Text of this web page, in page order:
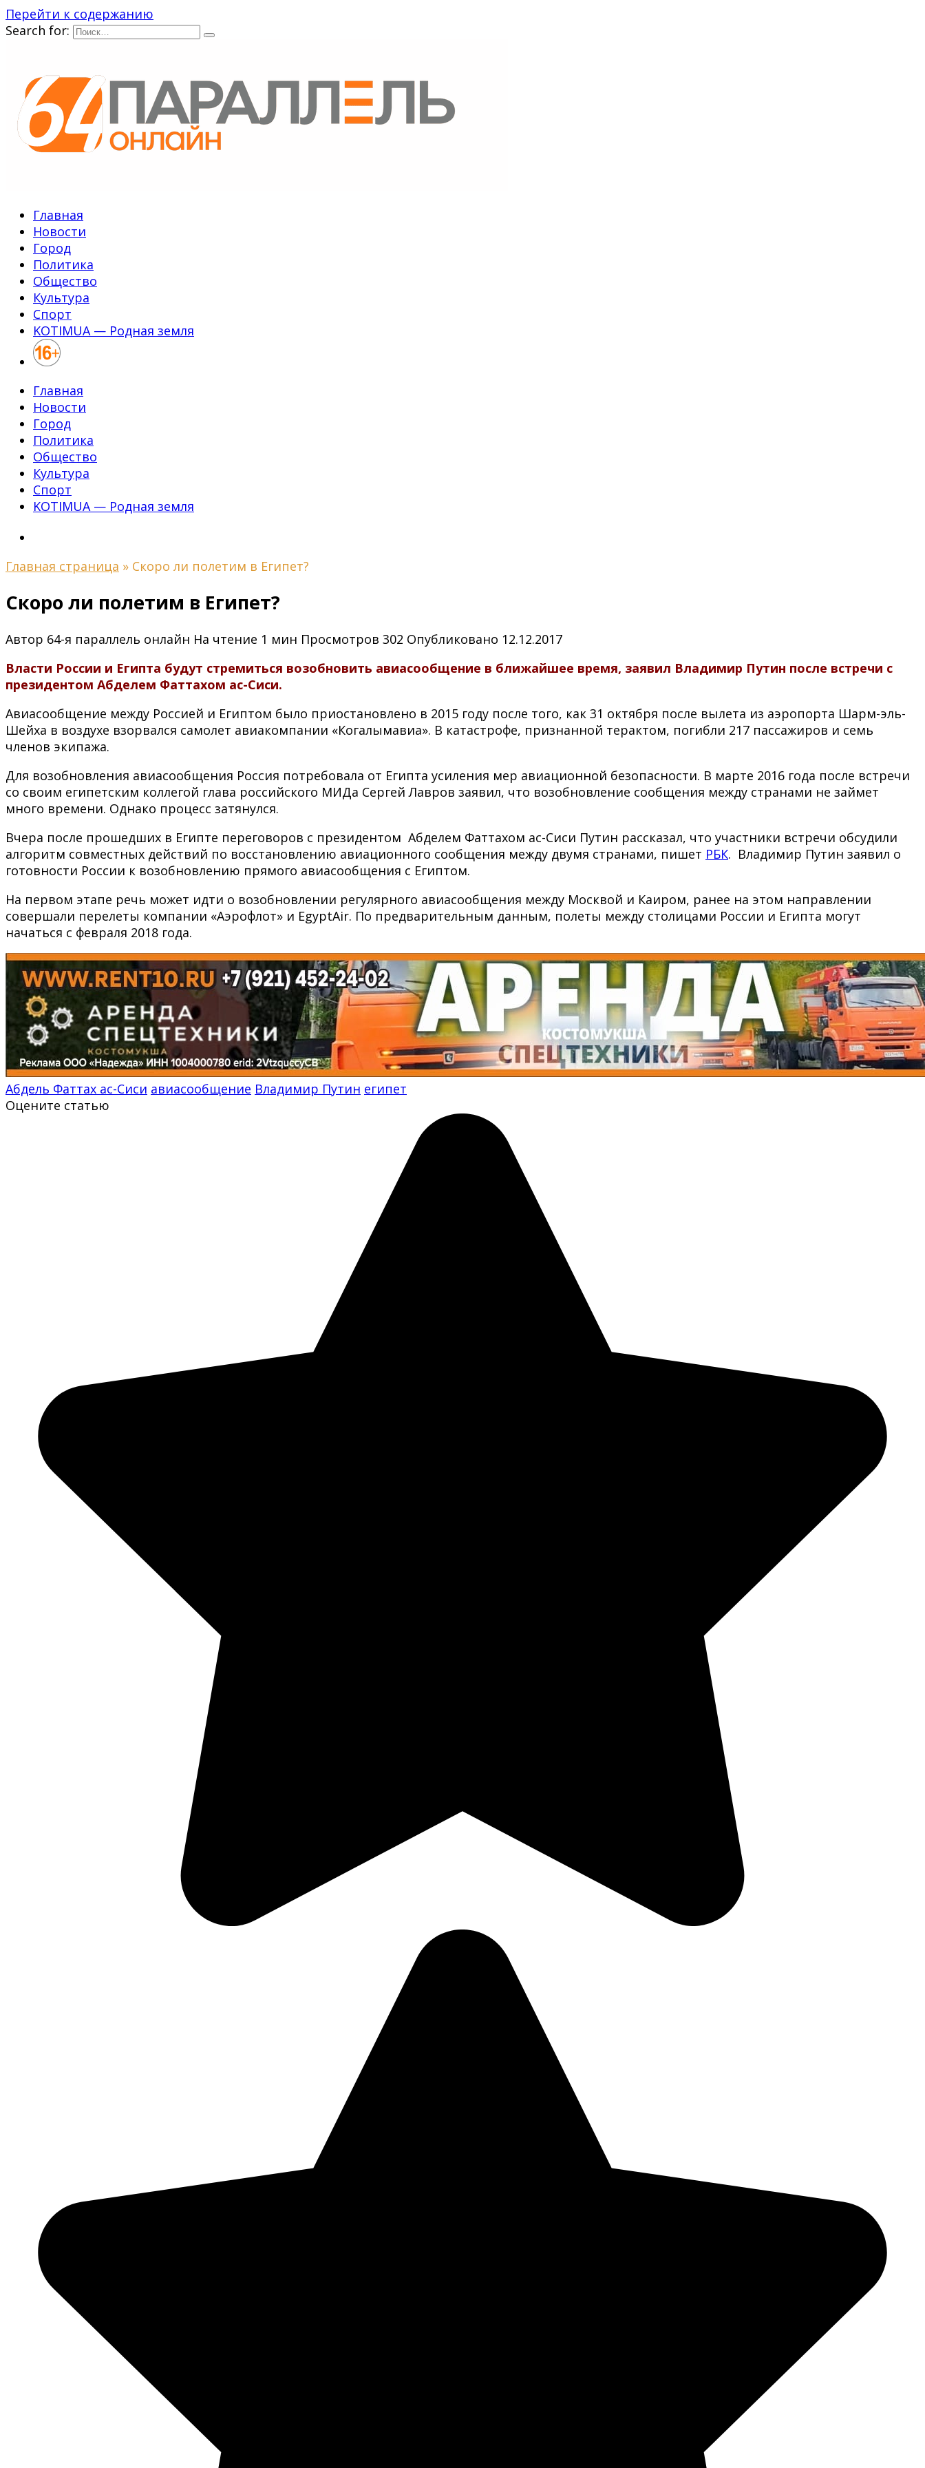
Перейти к содержанию
Search for:
Главная
Новости
Город
Политика
Общество
Культура
Спорт
KOTIMUA — Родная земля
Главная
Новости
Город
Политика
Общество
Культура
Спорт
KOTIMUA — Родная земля
Главная страница » Скоро ли полетим в Египет?
Скоро ли полетим в Египет?
Автор 64-я параллель онлайн На чтение 1 мин Просмотров 302 Опубликовано 12.12.2017
Власти России и Египта будут стремиться возобновить авиасообщение в ближайшее время, заявил Владимир Путин после встречи с
президентом Абделем Фаттахом ас-Сиси.
Авиасообщение между Россией и Египтом было приостановлено в 2015 году после того, как 31 октября после вылета из аэропорта Шарм-эль-
Шейха в воздухе взорвался самолет авиакомпании «Когалымавиа». В катастрофе, признанной терактом, погибли 217 пассажиров и семь
членов экипажа.
Для возобновления авиасообщения Россия потребовала от Египта усиления мер авиационной безопасности. В марте 2016 года после встречи
со своим египетским коллегой глава российского МИДа Сергей Лавров заявил, что возобновление сообщения между странами не займет
много времени. Однако процесс затянулся.
Вчера после прошедших в Египте переговоров с президентом Абделем Фаттахом ас-Сиси Путин рассказал, что участники встречи обсудили
алгоритм совместных действий по восстановлению авиационного сообщения между двумя странами, пишет РБК. Владимир Путин заявил о
готовности России к возобновлению прямого авиасообщения с Египтом.
На первом этапе речь может идти о возобновлении регулярного авиасообщения между Москвой и Каиром, ранее на этом направлении
совершали перелеты компании «Аэрофлот» и EgyptAir. По предварительным данным, полеты между столицами России и Египта могут
начаться с февраля 2018 года.
Абдель Фаттах ас-Сиси авиасообщение Владимир Путин египет
Оцените статью